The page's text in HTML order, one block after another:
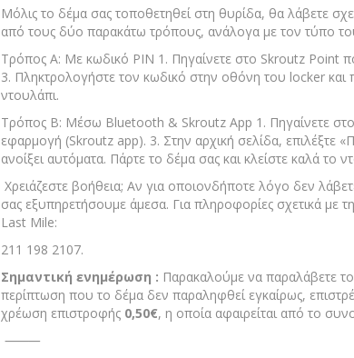
Μόλις το δέμα σας τοποθετηθεί στη θυρίδα, θα λάβετε
από τους δύο παρακάτω τρόπους, ανάλογα με τον τύπο
Τρόπος Α: Με κωδικό PIN 1. Πηγαίνετε στο Skroutz Point
3. Πληκτρολογήστε τον κωδικό στην οθόνη του locker και
ντουλάπι.
Τρόπος Β: Μέσω Bluetooth & Skroutz App 1. Πηγαίνετε
εφαρμογή (Skroutz app). 3. Στην αρχική σελίδα,
ανοίξει αυτόματα. Πάρτε το δέμα σας και κλείστε καλά το
Χρειάζεστε βοήθεια; Αν για οποιονδήποτε λόγο δεν
σας εξυπηρετήσουμε άμεσα. Για πληροφορίες σχετικά με
Last Mile:
211 198 2107.
Σημαντική ενημέρωση : Παρακαλούμε να παραλάβετε
περίπτωση που το δέμα δεν παραληφθεί εγκαίρως,
χρέωση επιστροφής 0,50€, η οποία αφαιρείται από το
⸻